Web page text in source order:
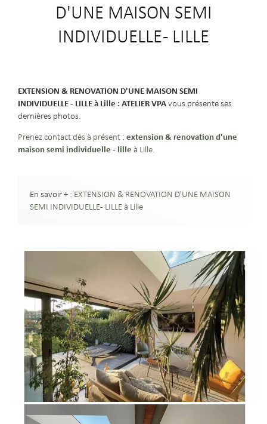
D'UNE MAISON SEMI
INDIVIDUELLE - LILLE
EXTENSION & RENOVATION D'UNE MAISON SEMI
INDIVIDUELLE - LILLE à Lille : ATELIER VPAvous présente ses
dernières photos.
Prenez contact dès à présent : extension & renovation d'une
maison semi individuelle - lille à Lille.
En savoir + : EXTENSION & RENOVATION D'UNE MAISON
SEMI INDIVIDUELLE - LILLE à Lille